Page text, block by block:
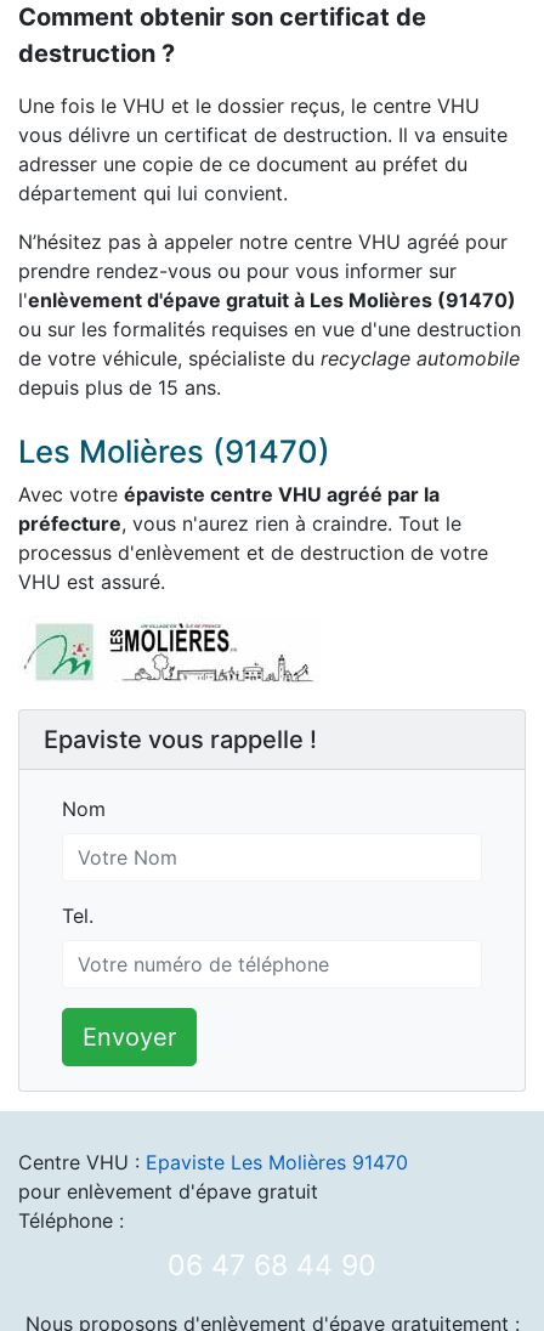
Comment obtenir son certificat de
destruction ?
Une fois le VHU et le dossier reçus, le centre VHU
vous délivre un certificat de destruction. Il va ensuite
adresser une copie de ce document au préfet du
département qui lui convient.
N’hésitez pas à appeler notre centre VHU agréé pour
prendre rendez-vous ou pour vous informer sur
l'enlèvement d'épave gratuit à Les Molières (91470)
ou sur les formalités requises en vue d'une destruction
de votre véhicule, spécialiste du recyclage automobile
depuis plus de 15 ans.
Les Molières (91470)
Avec votre épaviste centre VHU agréé par la
préfecture, vous n'aurez rien à craindre. Tout le
processus d'enlèvement et de destruction de votre
VHU est assuré.
Epaviste vous rappelle !
Nom
Nom
Tel.
Tel.
Envoyer
Centre VHU : Epaviste Les Molières 91470
pour enlèvement d'épave gratuit
Téléphone :
06 47 68 44 90
Nous proposons d'enlèvement d'épave gratuitement :